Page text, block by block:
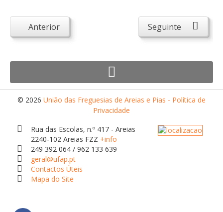
Plantas PDM Online
Regulamentos em Vigor
Sugestões/Reclamações
Tabela - Taxas e Licenças
Avarias na Iluminação Pública
AREIAS E PIAS
Contactos Úteis
Equipamentos
Anterior Seguinte
© 2026 União das Freguesias de Areias e Pias - Política de
Privacidade
Rua das Escolas, n.º 417 - Areias
2240-102 Areias FZZ +info
249 392 064 / 962 133 639
geral@ufap.pt
Contactos Úteis
Mapa do Site